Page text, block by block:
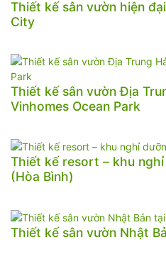
Thiết kế sân vườn hiện
City
Thiết kế sân vườn Địa
Vinhomes Ocean Park
Thiết kế resort – khu
(Hòa Bình)
Thiết kế sân vườn Nhật